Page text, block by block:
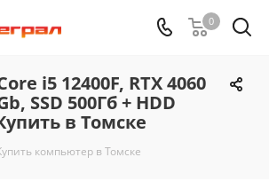
0
i5 12400F, RTX 4060
SSD 500Гб + HDD
в Томске
компьютер в Томске